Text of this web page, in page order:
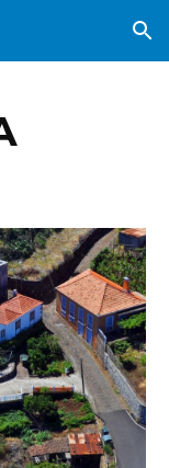
Skip to navigation